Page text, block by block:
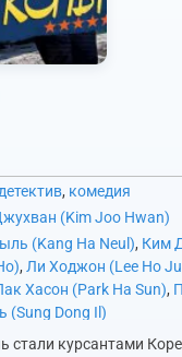
детектив, комедия
(Kim Joo Hwan)
(Kang Ha Neul), Ким
, Ли Ходжон (Lee Ho
Хасон (Park Ha Sun),
(Sung Dong Il)
стали курсантами